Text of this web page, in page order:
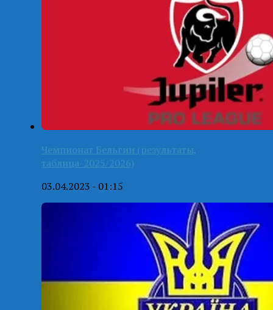
Чемпионат Бельгии (результаты,
таблица-2025/2026)
03.04.2023 - 01:15